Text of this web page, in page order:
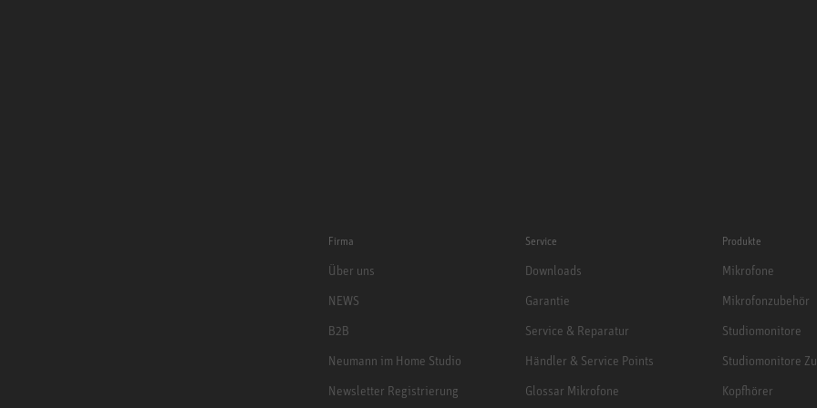
Firma
Über uns
NEWS
B2B
Neumann im Home Studio
Newsletter Registrierung
Service
Downloads
Garantie
Service & Reparatur
Händler & Service Points
Glossar Mikrofone
Produkte
Mikrofone
Mikrofonzubehör
Studiomonitore
Studiomonitore
Kopfhörer